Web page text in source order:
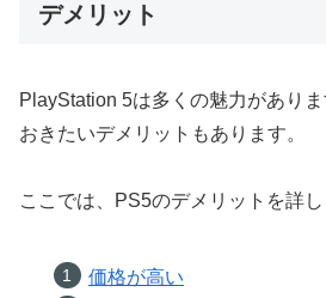
デメリット
PlayStation 5は多くの魅力があり
おきたいデメリットもあります。
ここでは、PS5のデメリットを詳し
価格が高い